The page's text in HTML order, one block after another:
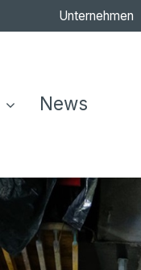
Unternehmen
News